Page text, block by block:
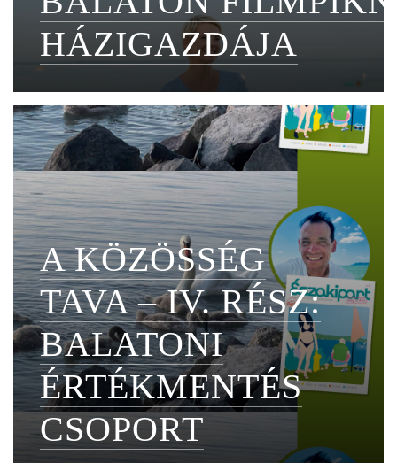
HÁZIGAZDÁJA
A KÖZÖSSÉG
TAVA – IV. RÉSZ:
BALATONI
ÉRTÉKMENTÉS
CSOPORT